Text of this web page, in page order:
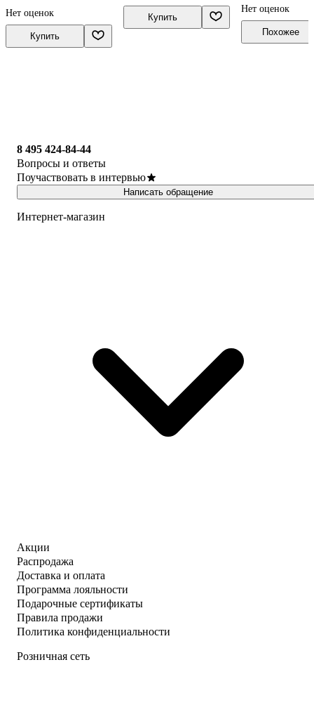
Николай Могилевский
Нет оценок
Купить
Купить
Нет оценок
Похожее
8 495 424-84-44
Вопросы и ответы
Поучаствовать в интервью
Написать обращение
Интернет-магазин
Акции
Распродажа
Доставка и оплата
Программа лояльности
Подарочные сертификаты
Правила продажи
Политика конфиденциальности
Розничная сеть